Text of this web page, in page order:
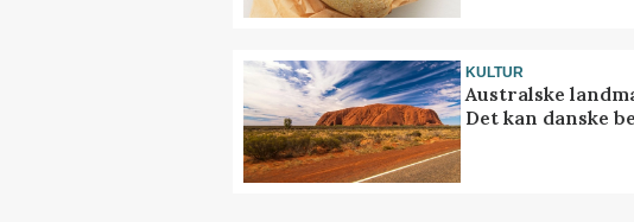
KULTUR
Australske
Det kan danske